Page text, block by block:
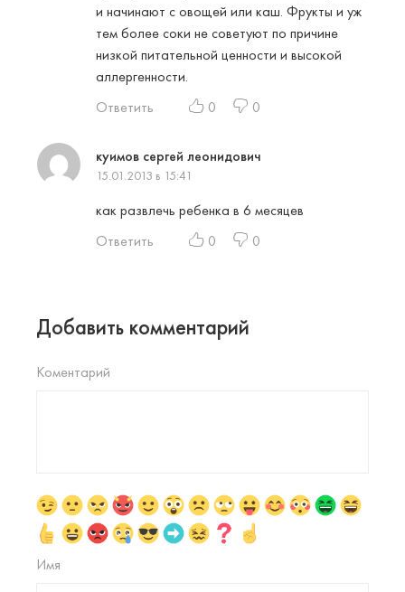
и начинают с овощей или каш. Фрукты и уж
тем более соки не советуют по причине
низкой питательной ценности и высокой
аллергенности.
Ответить
0 0
куимов сергей леонидович
15.01.2013 в 15:41
как развлечь ребенка в 6 месяцев
Ответить
0 0
Добавить комментарий
Коментарий
Имя